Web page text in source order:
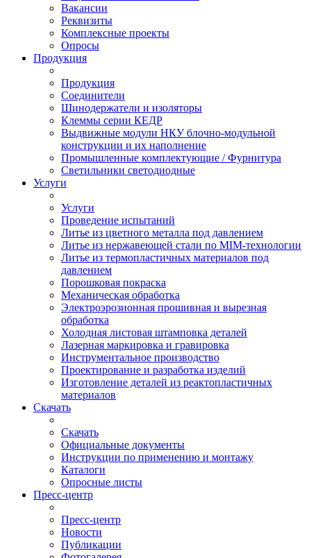
Вакансии
Реквизиты
Комплексные проекты
Опросы
Продукция
Продукция
Соединители
Шинодержатели и изоляторы
Клеммы серии КЕДР
Выдвижные модули НКУ блочно-модульной
конструкции и их наполнение
Промышленные комплектующие / Фурнитура
Светильники светодиодные
Услуги
Услуги
Проведение испытаний
Литье из цветного металла под давлением
Литье из нержавеющей стали по MIM-технологии
Литье из термопластичных материалов под
давлением
Порошковая покраска
Механическая обработка
Электроэрозионная прошивная и вырезная
обработка
Холодная листовая штамповка деталей
Лазерная маркировка и гравировка
Инструментальное производство
Проектирование и разработка изделий
Изготовление деталей из реактопластичных
материалов
Скачать
Скачать
Официальные документы
Инструкции по применению и монтажу
Каталоги
Опросные листы
Пресс-центр
Пресс-центр
Новости
Публикации